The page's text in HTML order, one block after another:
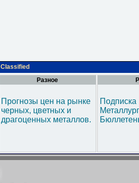
Classified
Разное
Прогнозы цен на рынке
черных, цветных и
драгоценных металлов.